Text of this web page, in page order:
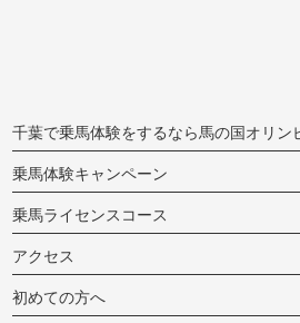
千葉で乗馬体験をするなら馬の国オリン
乗馬体験キャンペーン
乗馬ライセンスコース
アクセス
初めての方へ